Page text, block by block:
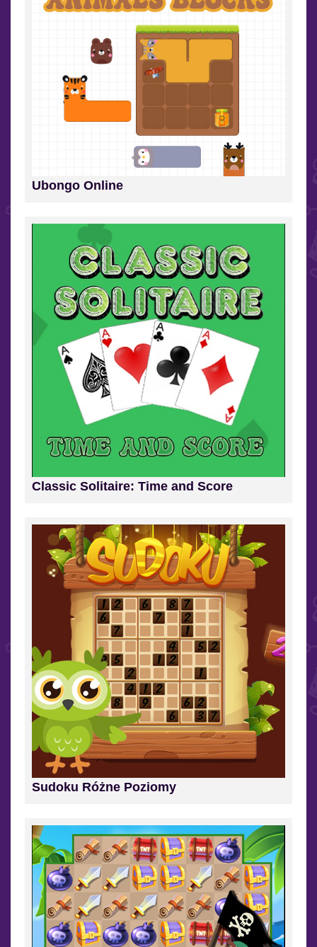
Ubongo Online
Classic Solitaire: Time and Score
Sudoku Różne Poziomy